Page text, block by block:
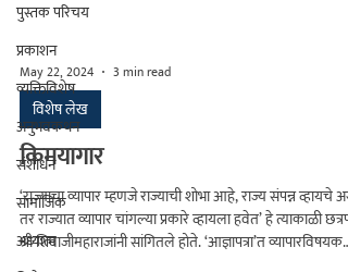
पुस्तक परिचय
प्रकाशन
व्यक्तिविशेष
अनुभवकथन
संशोधन
सामाजिक
अध्यात्म
May 22, 2024 3 min read
विशेष लेख
किमयागार
‘राज्याचा व्यापार म्हणजे राज्याची शोभा आहे, राज्य संपन्न व्हायचे
तर राज्यात व्यापार चांगल्या प्रकारे व्हायला हवेत’ हे त्याकाळी छत्रपती
श्री शिवाजीमहाराजांनी सांगितले होते. ‘आज्ञापत्रा’त व्यापारविषयक
धोरण सांगताना त्यांनी नोंदवून ठेवले आहे की, ‘साहुकार म्हणजे